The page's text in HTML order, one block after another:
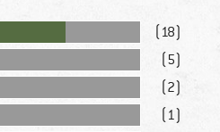
(18)
(5)
(2)
(1)